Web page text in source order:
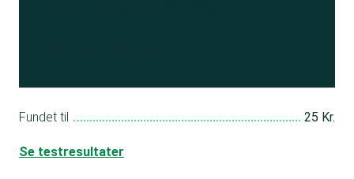
Fundet til 25 Kr.
Se testresultater